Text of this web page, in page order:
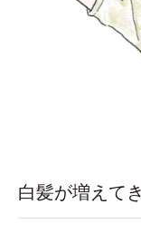
白髪が増えて